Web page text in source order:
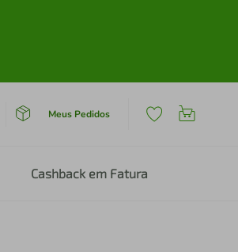
Meus Pedidos
Cashback em Fatura